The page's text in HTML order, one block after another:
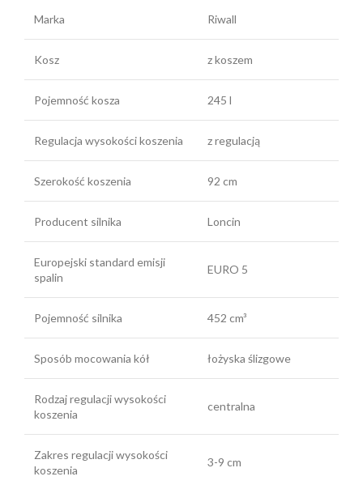
Marka Riwall
Kosz z koszem
Pojemność kosza 245 l
Regulacja wysokości koszenia z regulacją
Szerokość koszenia 92 cm
Producent silnika Loncin
Europejski standard emisji
spalin
EURO 5
Pojemność silnika 452 cm³
Sposób mocowania kół łożyska ślizgowe
Rodzaj regulacji wysokości
koszenia
centralna
Zakres regulacji wysokości
koszenia
3-9 cm